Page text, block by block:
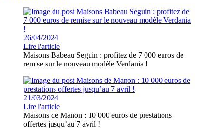
26/04/2024
Lire l'article
Maisons Babeau Seguin : profitez de 7 000 euros de
remise sur le nouveau modèle Verdania !
21/03/2024
Lire l'article
Maisons de Manon : 10 000 euros de prestations
offertes jusqu’au 7 avril !